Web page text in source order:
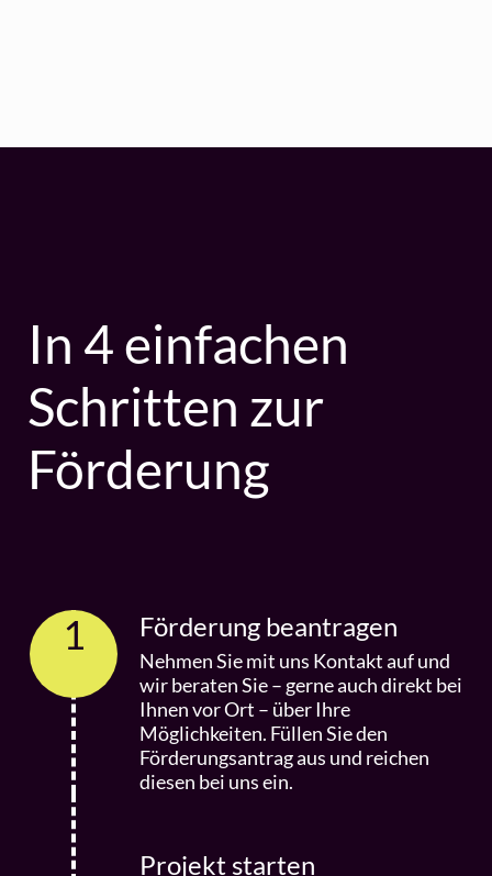
In 4 einfachen
Schritten zur
Förderung
1 Förderung beantragen
Nehmen Sie mit uns Kontakt auf und
wir beraten Sie – gerne auch direkt bei
Ihnen vor Ort – über Ihre
Möglichkeiten. Füllen Sie den
Förderungsantrag aus und reichen
diesen bei uns ein.
Projekt starten